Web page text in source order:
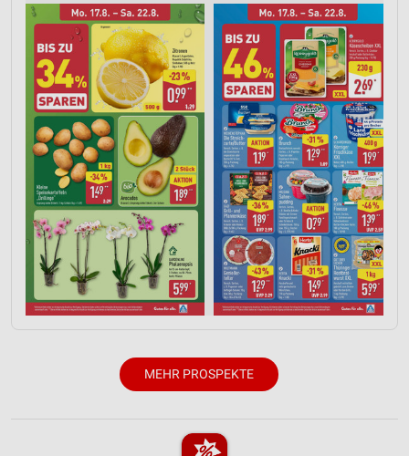
MEHR PROSPEKTE
Funktional
Werbung